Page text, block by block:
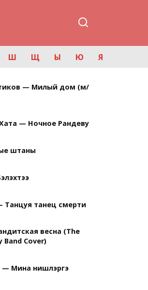
Ш Щ Ы Ю Я
— Милый дом (м/
— Ночное Рандеву
штаны
танец смерти
весна (The
Band Cover)
— Мина нишлэргэ